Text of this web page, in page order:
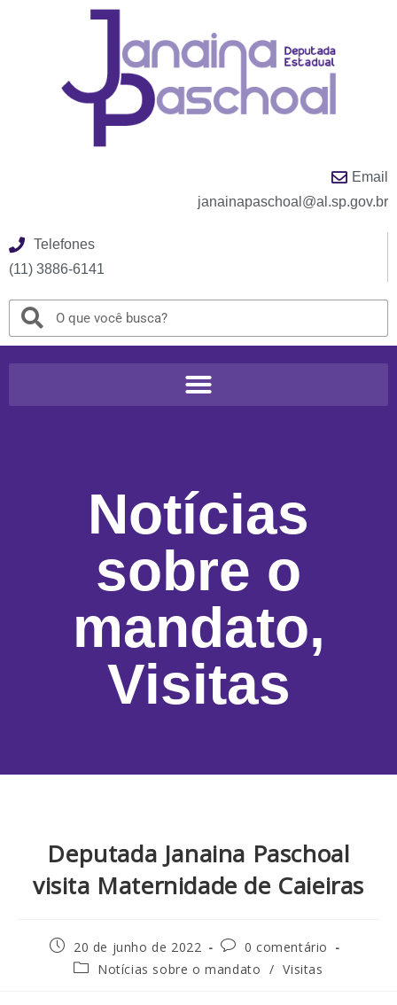
Email
janainapaschoal@al.sp.gov.br
Telefones
(11) 3886-6141
Notícias
sobre o
mandato,
Visitas
Deputada Janaina Paschoal
visita Maternidade de Caieiras
20 de junho de 2022
0 comentário
Notícias sobre o mandato / Visitas